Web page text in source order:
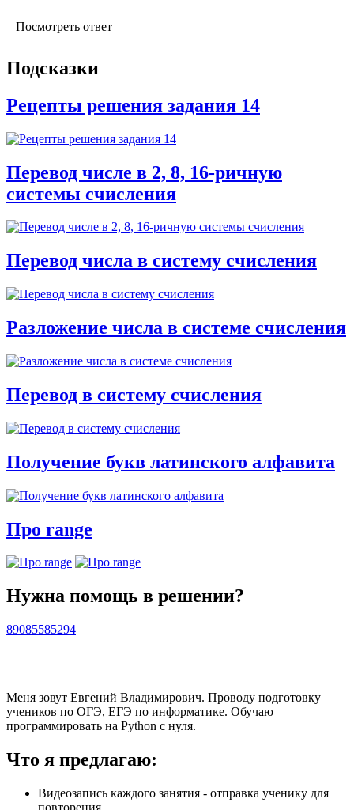
Посмотреть ответ
Подсказки
Рецепты решения задания 14
Перевод числе в 2, 8, 16-ричную
системы счисления
Перевод числа в систему счисления
Разложение числа в системе счисления
Перевод в систему счисления
Получение букв латинского алфавита
Про range
Нужна помощь в решении?
89085585294
Меня зовут Евгений Владимирович. Проводу подготовку
учеников по ОГЭ, ЕГЭ по информатике. Обучаю
программировать на Python с нуля.
Что я предлагаю:
Видеозапись каждого занятия - отправка ученику для
повторения